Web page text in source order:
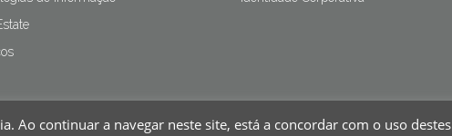
Ao continuar a navegar neste site, está a concordar com o uso destes